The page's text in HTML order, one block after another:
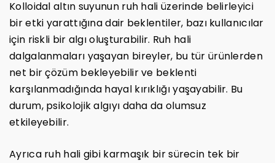
Kolloidal altın suyunun ruh hali üzerinde belirleyici
bir etki yarattığına dair beklentiler, bazı kullanıcılar
için riskli bir algı oluşturabilir. Ruh hali
dalgalanmaları yaşayan bireyler, bu tür ürünlerden
net bir çözüm bekleyebilir ve beklenti
karşılanmadığında hayal kırıklığı yaşayabilir. Bu
durum, psikolojik algıyı daha da olumsuz
etkileyebilir.
Ayrıca ruh hali gibi karmaşık bir sürecin tek bir